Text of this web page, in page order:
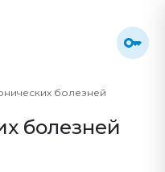
болезней
болезней